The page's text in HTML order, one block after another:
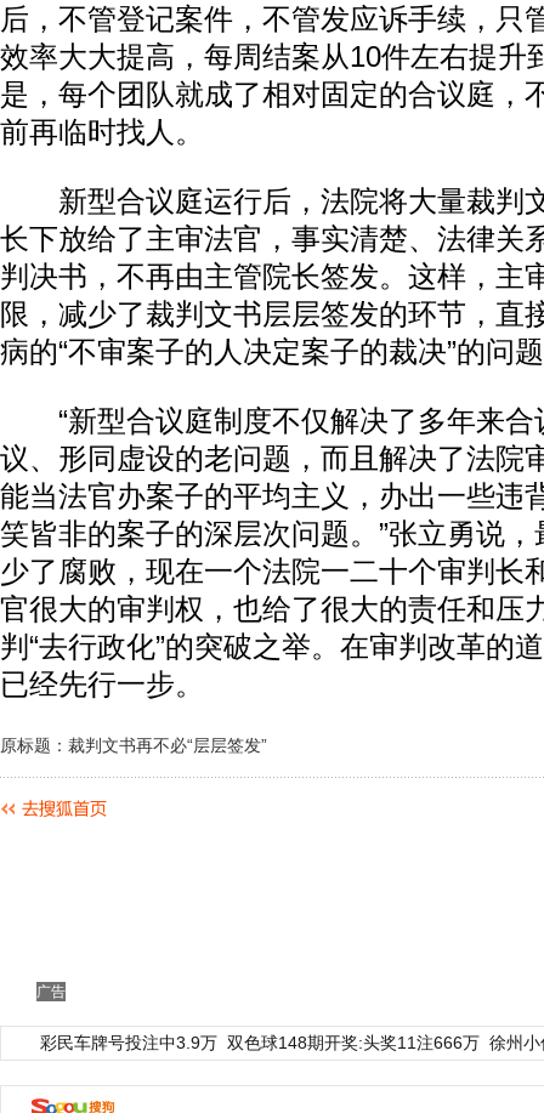
后，不管登记案件，不管发应诉手续，只
效率大大提高，每周结案从10件左右提升
是，每个团队就成了相对固定的合议庭，
前再临时找人。
新型合议庭运行后，法院将大量裁判
长下放给了主审法官，事实清楚、法律关
判决书，不再由主管院长签发。这样，主
限，减少了裁判文书层层签发的环节，直
病的“不审案子的人决定案子的裁决”的问
“新型合议庭制度不仅解决了多年来合
议、形同虚设的老问题，而且解决了法院
能当法官办案子的平均主义，办出一些违
笑皆非的案子的深层次问题。”张立勇说
少了腐败，现在一个法院一二十个审判长
官很大的审判权，也给了很大的责任和压
判“去行政化”的突破之举。在审判改革的
已经先行一步。
原标题：裁判文书再不必“层层签发”
广告
彩民车牌号投注中3.9万 双色球148期开奖:头奖11注666万 徐州